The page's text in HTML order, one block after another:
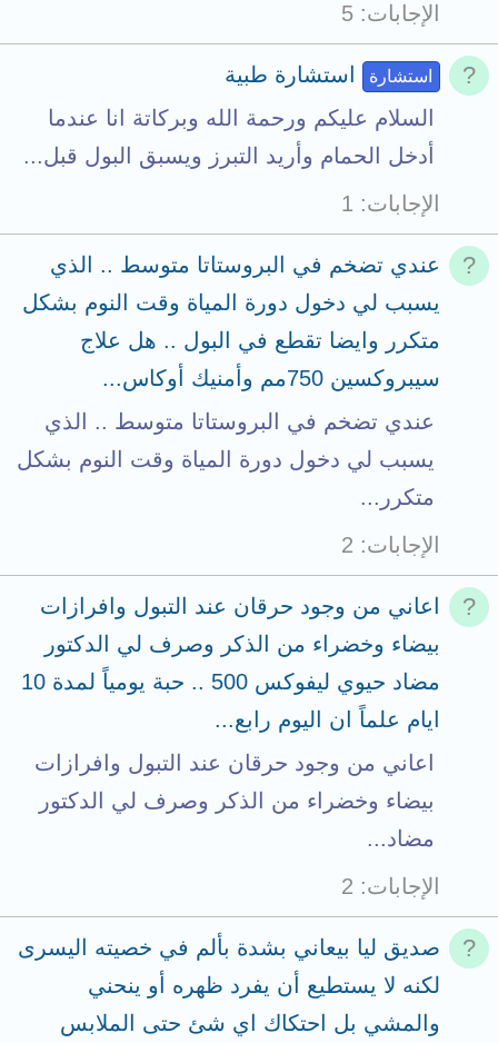
الإجابات 5
استشارة
استشارة طبية
السلام عليكم ورحمة الله وبركاتة انا عندما
أدخل الحمام وأريد التبرز ويسبق البول قبل...
الإجابات
1
عندي تضخم في البروستاتا متوسط .. الذي
يسبب لي دخول دورة المياة وقت النوم بشكل
متكرر وايضا تقطع في البول .. هل علاج
سيبروكسين 750مم وأمنيك أوكاس...
عندي تضخم في البروستاتا متوسط .. الذي
يسبب لي دخول دورة المياة وقت النوم بشكل
متكرر...
الإجابات
2
اعاني من وجود حرقان عند التبول وافرازات
بيضاء وخضراء من الذكر وصرف لي الدكتور
مضاد حيوي ليفوكس 500 .. حبة يومياً لمدة 10
ايام علماً ان اليوم رابع...
اعاني من وجود حرقان عند التبول وافرازات
بيضاء وخضراء من الذكر وصرف لي الدكتور
مضاد...
الإجابات
2
صديق ليا بيعاني بشدة بألم في خصيته اليسرى
لكنه لا يستطيع أن يفرد ظهره أو ينحني
والمشي بل احتكاك اي شئ حتى الملابس